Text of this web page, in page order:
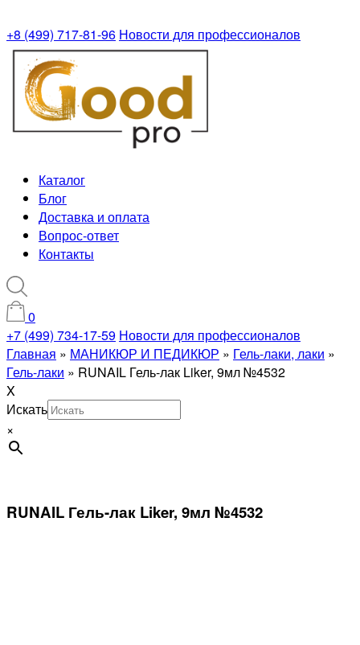
+8 (499) 717-81-96 Новости для профессионалов
Каталог
Блог
Доставка и оплата
Вопрос-ответ
Контакты
0
+7 (499) 734-17-59 Новости для профессионалов
Главная » МАНИКЮР И ПЕДИКЮР » Гель-лаки, лаки »
Гель-лаки » RUNAIL Гель-лак Liker, 9мл №4532
X
Искать
×
RUNAIL Гель-лак Liker, 9мл №4532